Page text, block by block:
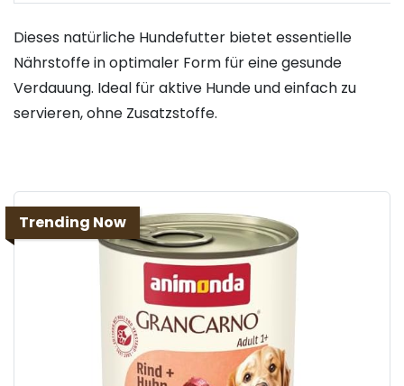
Dieses natürliche Hundefutter bietet essentielle
Nährstoffe in optimaler Form für eine gesunde
Verdauung. Ideal für aktive Hunde und einfach zu
servieren, ohne Zusatzstoffe.
Trending Now